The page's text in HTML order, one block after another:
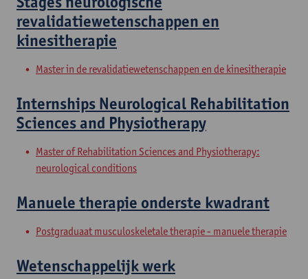
revalidatiewetenschappen en
kinesitherapie
Master in de revalidatiewetenschappen en de kinesitherapie
Internships Neurological Rehabilitation
Sciences and Physiotherapy
Master of Rehabilitation Sciences and Physiotherapy:
neurological conditions
Manuele therapie onderste kwadrant
Postgraduaat musculoskeletale therapie - manuele therapie
Wetenschappelijk werk